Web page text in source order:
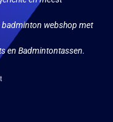
webshop met
en Badmintontassen.